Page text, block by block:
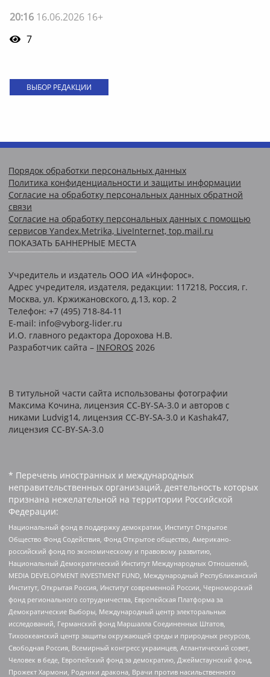
20:16 16.06.2026 16+
7
ВЫБОР РЕДАКЦИИ
Порядок обработки персональных данных
Политика конфиденциальности и защиты информации
Согласие на обработку персональных данных обратной
связи
Согласие на обработку персональных данных с помощью
сервисов Yandex.Metrika, LiveInternet, top.mail.ru
ПОКАЗАТЬ БАННЕРНЫЕ МЕСТА
Учредитель и издатель ООО ИА «Инфорос».
Адрес учредителя, издателя, редакции: 117218, Россия, г.
Москва, ул. Кржижановского, д.13, кор. 2
Телефон: +7 (495) 718-84-11
E-mail: info@vyborg-lider.ru
И.О. главного редактора Дорохова Н.В.
Разработчик сайта – INFOROS 2026
В титульной части сайта использованы фотографии
Максима Кочина, лицензия CC-BY-SA-3.0 и авторов c
никами Ludvig14, лицензия CC-BY-SA-3.0 и Kashak47,
лицензия CC-BY-SA-3.0
* Перечень иностранных и международных
неправительственных организаций, деятельность которых
признана нежелательной на территории Российской
Федерации:
Национальный фонд в поддержку демократии, Институт Открытое
Общество Фонд Содействия, Фонд Открытое общество, Американо-
российский фонд по экономическому и правовому развитию,
Национальный Демократический Институт Международных Отношений,
MEDIA DEVELOPMENT INVESTMENT FUND, Международный Республиканский
Институт, Открытая Россия, Институт современной России, Черноморский
фонд регионального сотрудничества, Европейская Платформа за
Демократические Выборы, Международный центр электоральных
исследований, Германский фонд Маршалла Соединенных Штатов,
Тихоокеанский центр защиты окружающей среды и природных ресурсов,
Свободная Россия, Всемирный конгресс украинцев, Атлантический совет,
Человек в беде, Европейский фонд за демократию, Джеймстаунский фонд,
Прожект Хармони, Родники дракона, Врачи против насильственного